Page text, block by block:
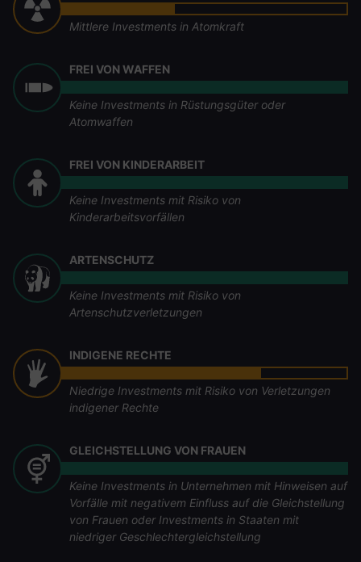
Mittlere Investments in Atomkraft
FREI VON WAFFEN
Keine Investments in Rüstungsgüter oder
Atomwaffen
FREI VON KINDERARBEIT
Keine Investments mit Risiko von
Kinderarbeitsvorfällen
ARTENSCHUTZ
Keine Investments mit Risiko von
Artenschutzverletzungen
INDIGENE RECHTE
Niedrige Investments mit Risiko von Verletzungen
indigener Rechte
GLEICHSTELLUNG VON FRAUEN
Keine Investments in Unternehmen mit Hinweisen auf
Vorfälle mit negativem Einfluss auf die Gleichstellung
von Frauen oder Investments in Staaten mit
niedriger Geschlechtergleichstellung